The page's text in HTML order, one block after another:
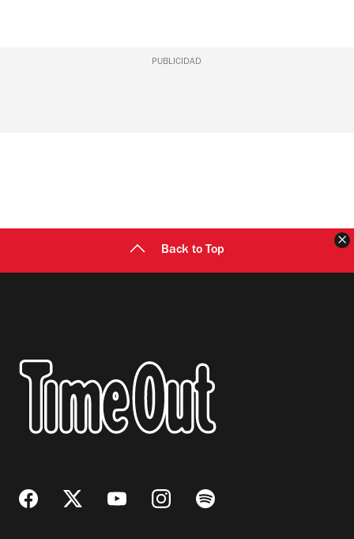
PUBLICIDAD
Back to Top